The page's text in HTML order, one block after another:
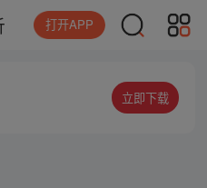
打开APP
立即下载